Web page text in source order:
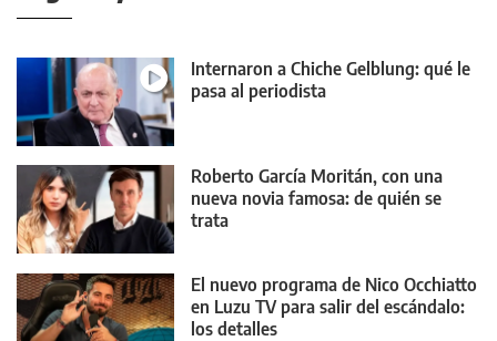
Internaron a Chiche Gelblung: qué le
pasa al periodista
Roberto García Moritán, con una
nueva novia famosa: de quién se
trata
El nuevo programa de Nico Occhiatto
en Luzu TV para salir del escándalo:
los detalles